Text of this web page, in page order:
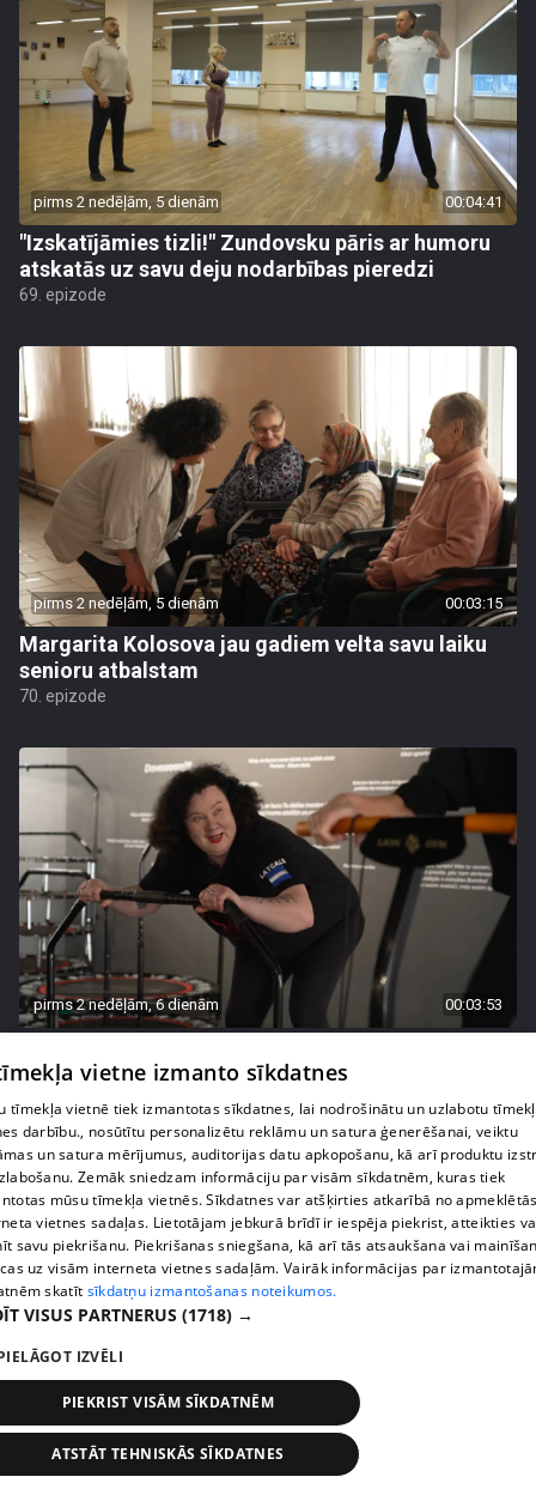
pirms 2 nedēļām, 5 dienām 00:04:41
"Izskatījāmies tizli!" Zundovsku pāris ar humoru
atskatās uz savu deju nodarbības pieredzi
69. epizode
pirms 2 nedēļām, 5 dienām 00:03:15
Margarita Kolosova jau gadiem velta savu laiku
senioru atbalstam
70. epizode
pirms 2 nedēļām, 6 dienām 00:03:53
pamatīgas galvassāpes
pirms 2 nedēļām, 6 dienām
Kaspars Kambala saņem pārsteidzošu darba
piedāvājumu Turcijā
vietne izmanto sīkdatnes
tīmekļa vietnē tiek izmantotas sīkdatnes, lai nodrošinātu un uzlabotu
darbību., nosūtītu personalizētu reklāmu un satura ģenerēšanai, veiktu
un satura mērījumus, auditorijas datu apkopošanu, kā arī produktu
Zemāk sniedzam informāciju par visām sīkdatnēm, kuras tiek
mūsu tīmekļa vietnēs. Sīkdatnes var atšķirties atkarībā no
vietnes sadaļas. Lietotājam jebkurā brīdī ir iespēja piekrist, atteikties
savu piekrišanu. Piekrišanas sniegšana, kā arī tās atsaukšana vai
uz visām interneta vietnes sadaļām. Vairāk informācijas par
skatīt sīkdatņu izmantošanas noteikumos.
VISUS PARTNERUS (1718) →
IZVĒLI
PIEKRIST VISĀM SĪKDATNĒM
ATSTĀT TEHNISKĀS SĪKDATNES